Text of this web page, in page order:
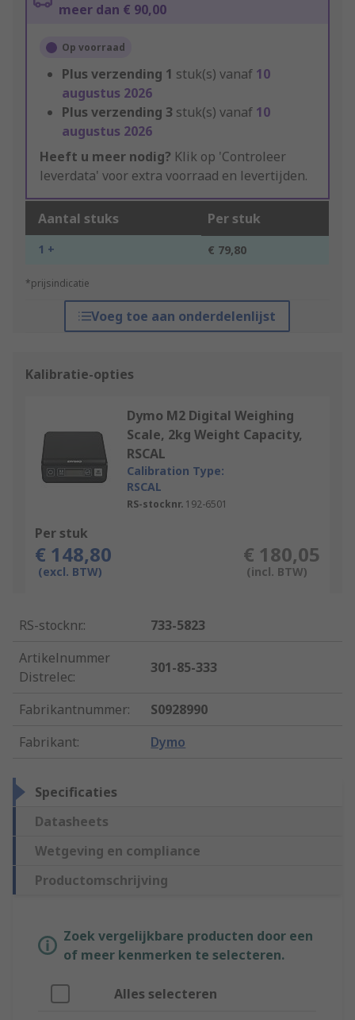
meer dan € 90,00
Op voorraad
Plus verzending 1 stuk(s) vanaf 10
augustus 2026
Plus verzending 3 stuk(s) vanaf 10
augustus 2026
Heeft u meer nodig? Klik op 'Controleer
leverdata' voor extra voorraad en levertijden.
Aantal stuks Per stuk
1 + € 79,80
*prijsindicatie
Voeg toe aan onderdelenlijst
Kalibratie-opties
Dymo M2 Digital Weighing
Scale, 2kg Weight Capacity,
RSCAL
Calibration Type:
RSCAL
RS-stocknr. 192-6501
Per stuk
€ 148,80
(excl. BTW)
€ 180,05
(incl. BTW)
RS-stocknr.:
733-5823
Artikelnummer
Distrelec:
301-85-333
Fabrikantnummer:
S0928990
Fabrikant: Dymo
Specificaties
Datasheets
Wetgeving en compliance
Productomschrijving
Zoek vergelijkbare producten door een
of meer kenmerken te selecteren.
Alles selecteren